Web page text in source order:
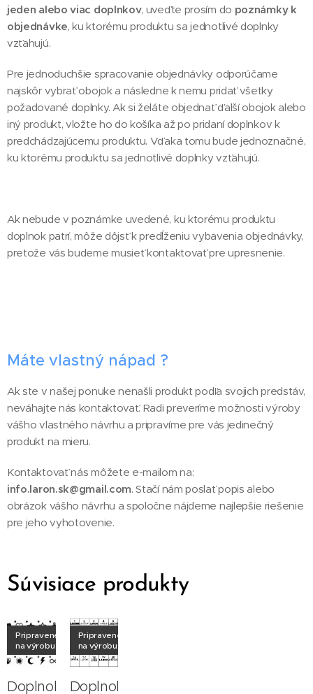
jeden alebo viac doplnkov, uveďte prosím do poznámky k
objednávke, ku ktorému produktu sa jednotlivé doplnky
vzťahujú.
Pre jednoduchšie spracovanie objednávky odporúčame
najskôr vybrať obojok a následne k nemu pridať všetky
požadované doplnky. Ak si želáte objednať ďalší obojok alebo
iný produkt, vložte ho do košíka až po pridaní doplnkov k
predchádzajúcemu produktu. Vďaka tomu bude jednoznačné,
ku ktorému produktu sa jednotlivé doplnky vzťahujú.
Ak nebude v poznámke uvedené, ku ktorému produktu
doplnok patrí, môže dôjsť k predĺženiu vybavenia objednávky,
pretože vás budeme musieť kontaktovať pre upresnenie.
Máte vlastný nápad ?
Ak ste v našej ponuke nenašli produkt podľa svojich predstáv,
neváhajte nás kontaktovať. Radi preveríme možnosti výroby
vášho vlastného návrhu a pripravíme pre vás jedinečný
produkt na mieru.
Kontaktovať nás môžete e-mailom na:
info.laron.sk@gmail.com. Stačí nám poslať popis alebo
obrázok vášho návrhu a spoločne nájdeme najlepšie riešenie
pre jeho vyhotovenie.
Súvisiace produkty
Doplnok
Pripravené
na výrobu
Doplnok
Pripravené
na výrobu